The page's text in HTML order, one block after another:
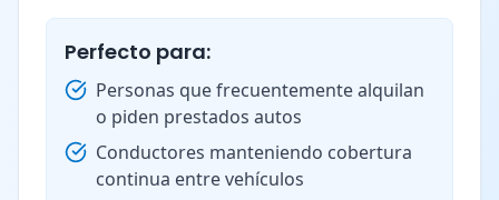
Perfecto para:
Personas que frecuentemente alquilan
o piden prestados autos
Conductores manteniendo cobertura
continua entre vehículos